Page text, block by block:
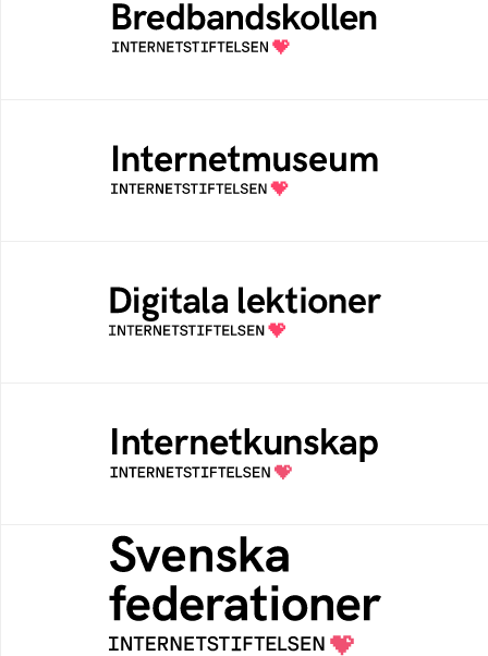
Bredbandskollen är ett oberoende
konsumentverktyg som drivs av
Internetstiftelsen
Ett digitalt museum som byggts, och kureras
av Internetstiftelsen
Öppen digital lärresurs med färdiga lektioner
för alla stadier i grundskolan
Samlad kunskap som hjälper dig att bli en
säker och medveten internetanvändare
Svenska federationer
Grunden för medlemskap i en sektors- eller
kontextspecifik federation